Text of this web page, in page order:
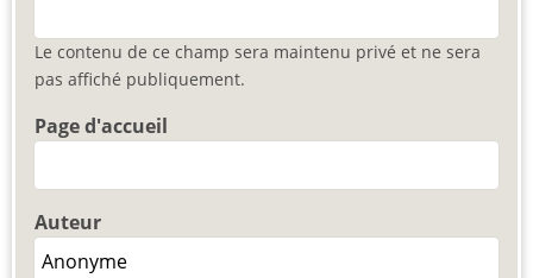
Le contenu de ce champ sera maintenu privé et ne sera
pas affiché publiquement.
Page d'accueil
Auteur